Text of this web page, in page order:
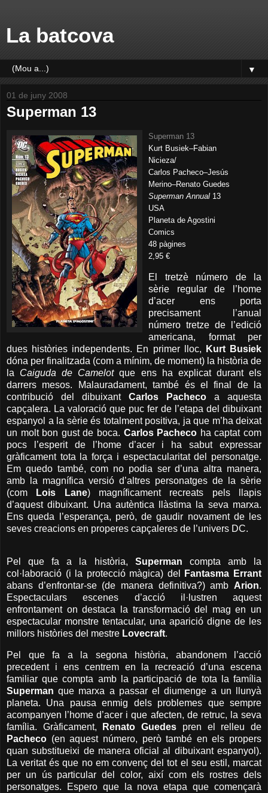
La batcova
▼
01 de juny 2008
Superman 13
Superman 13
Kurt Busiek–Fabian
Nicieza/
Carlos Pacheco–Jesús
Merino–Renato Guedes
Superman Annual 13
USA
Planeta de Agostini
Comics
48 pàgines
2,95 €
El tretzè número de la
sèrie regular de l’home
d’acer ens porta
precisament l’anual
número tretze de l’edició
americana, format per
dues històries independents. En primer lloc,
Kurt Busiek
dóna per finalitzada (com a mínim, de moment) la història de
la Caiguda de Camelotque ens ha explicat durant els
darrers mesos. Malauradament, també és el final de la
contribució del dibuixant Carlos Pacheco a aquesta
capçalera. La valoració que puc fer de l’etapa del dibuixant
espanyol a la sèrie és totalment positiva, ja que m’ha deixat
un molt bon gust de boca. Carlos Pacheco ha captat com
pocs l’esperit de l’home d’acer i ha sabut expressar
gràficament tota la força i espectacularitat del personatge.
Em quedo també, com no podia ser d’una altra manera,
amb la magnífica versió d’altres personatges de la sèrie
(com
Lois Lane) magníficament recreats pels llapis
d’aquest dibuixant. Una autèntica llàstima la seva marxa.
Ens queda l’esperança, però, de gaudir novament de les
seves creacions en properes capçaleres de l’univers DC.
Pel que fa a la història, Superman compta amb la
col·laboració (i la protecció màgica) del
Fantasma Errant
abans d’enfrontar-se (de manera definitiva?) amb Arion.
Espectaculars escenes d’acció il·lustren aquest
enfrontament on destaca la transformació del mag en un
espectacular monstre tentacular, una aparició digne de les
millors històries del mestre Lovecraft.
Pel que fa a la segona història, abandonem l’acció
precedent i ens centrem en la recreació d’una escena
familiar que compta amb la participació de tota la família
Superman que marxa a passar el diumenge a un llunyà
planeta. Una pausa enmig dels problemes que sempre
acompanyen l’home d’acer i que afecten, de retruc, la seva
família. Gràficament,
Renato Guedes pren el relleu de
Pacheco (en aquest número, però també en els propers
quan substitueixi de manera oficial al dibuixant espanyol).
La veritat és que no em convenç del tot el seu estil, marcat
per un ús particular del color, així com els rostres dels
personatges. Espero que la nova etapa que començarà